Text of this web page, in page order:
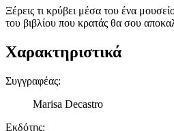
Ξέρεις τι κρύβει μέσα του ένα
του βιβλίου που κρατάς θα σου
Χαρακτηριστικά
Συγγραφέας:
Marisa Decastro
Εκδότης: